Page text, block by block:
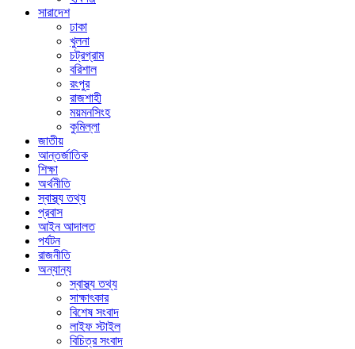
সারাদেশ
ঢাকা
খুলনা
চট্রগ্রাম
বরিশাল
রংপুর
রাজশাহী
ময়মনসিংহ
কুমিল্লা
জাতীয়
আন্তর্জাতিক
শিক্ষা
অর্থনীতি
স্বাস্থ্য তথ্য
প্রবাস
আইন আদালত
পর্যটন
রাজনীতি
অন্যান্য
স্বাস্থ্য তথ্য
সাক্ষাৎকার
বিশেষ সংবাদ
লাইফ স্টাইল
বিচিত্র সংবাদ